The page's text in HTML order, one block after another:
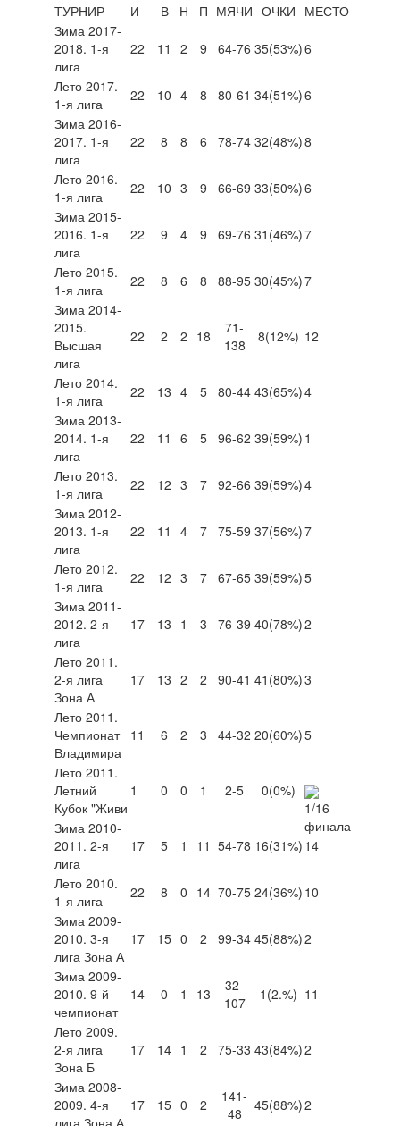
ТУРНИР
И В Н П МЯЧИ ОЧКИ МЕСТО
Зима 2017-
2018. 1-я
лига
22 11 2 9 64-76 35(53%)6
Лето 2017.
1-я лига
22 10 4 8 80-61 34(51%)6
Зима 2016-
2017. 1-я
лига
22 8 8 6 78-74 32(48%)8
Лето 2016.
1-я лига
22 10 3 9 66-69 33(50%)6
Зима 2015-
2016. 1-я
лига
22 9 4 9 69-76 31 (46%)7
Лето 2015.
1-я лига
22 8 6 8 88-95 30(45%)7
Зима 2014-
2015.
Высшая
лига
22 2 2 18
71-
138
8(12%) 12
Лето 2014.
1-я лига
22 13 4 5 80-44 43(65%)4
Зима 2013-
2014. 1-я
лига
22 11 6 5 96-62 39(59%) 1
Лето 2013.
1-я лига
22 12 3 7 92-66 39(59%)4
Зима 2012-
2013. 1-я
лига
22 11 4 7 75-59 37(56%)7
Лето 2012.
1-я лига
22 12 3 7 67-65 39(59%)5
Зима 2011-
2012. 2-я
лига
17 13 1 3 76-39 40(78%)2
Лето 2011.
2-я лига
Зона А
17 13 2 2 90-41 41 (80%)3
Лето 2011.
Чемпионат
Владимира
11 6 2 3 44-32 20(60%)5
Лето 2011.
Летний
Кубок "Живи
1 0 0 1 2-5 0(0%)
Зима 2010-
2011. 2-я
лига
17 5 1 11 54-78 16(31%) 14
Лето 2010.
1-я лига
22 8 0 14 70-75 24(36%) 10
Зима 2009-
2010. 3-я
лига Зона А
17 15 0 2 99-34 45(88%)2
Зима 2009-
2010. 9-й
чемпионат
14 0 1 13
32-
107
1 (2.%) 11
Лето 2009.
2-я лига
Зона Б
17 14 1 2 75-33 43(84%)2
Зима 2008-
2009. 4-я
лига Зона А
17 15 0 2
141-
48
45(88%)2